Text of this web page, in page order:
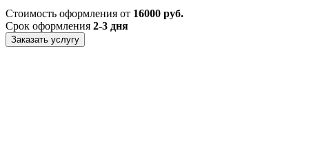
Стоимость оформления от 16000 руб.
Срок оформления 2-3 дня
Заказать услугу